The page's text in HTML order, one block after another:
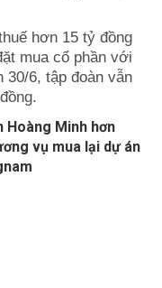
hơn 15 tỷ đồng
mua cổ phần với
6, tập đoàn vẫn
Hoàng Minh hơn
vụ mua lại dự án